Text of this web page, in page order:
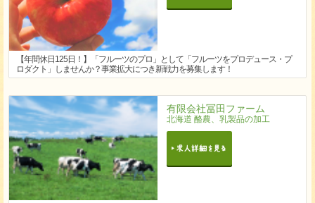
【年間休日125日！】「フルーツのプロ」として「フルーツをプロデュース・プ
ロダクト」しませんか？事業拡大につき新戦力を募集します！
有限会社冨田ファーム
北海道 酪農、乳製品の加工